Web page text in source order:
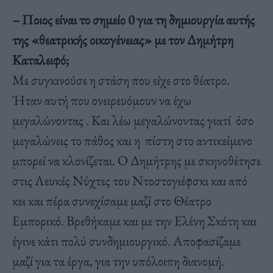
– Ποιος είναι το σημείο 0 για τη δημιουργία αυτής
της «θεατρικής οικογένειας» με τον Δημήτρη
Καταλειφό;
Με συγκινούσε η στάση που είχε στο θέατρο.
Ήταν αυτή που ονειρευόμουν να έχω
μεγαλώνοντας . Και λέω μεγαλώνοντας γιατί όσο
μεγαλώνεις το πάθος και η πίστη στο αντικείμενο
μπορεί να κλονίζεται. Ο Δημήτρης με σκηνοθέτησε
στις Λευκές Νύχτες του Ντοστογιέφσκι και από
κει και πέρα συνεχίσαμε μαζί στο Θέατρο
Εμπορικό. Βρεθήκαμε και με την Ελένη Σκότη και
έγινε κάτι πολύ συνδημιουργικό. Αποφασίζαμε
μαζί για τα έργα, για την υπόλοιπη διανομή.